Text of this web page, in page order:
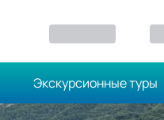
Экскурсионные туры